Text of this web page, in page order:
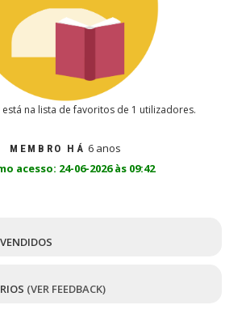
está na lista de favoritos de 1 utilizadores.
MEMBRO HÁ 6 anos
acesso: 24-06-2026 às 09:42
(VER FEEDBACK)